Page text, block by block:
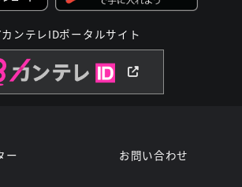
ンテレIDポータルサイト
ー お問い合わせ